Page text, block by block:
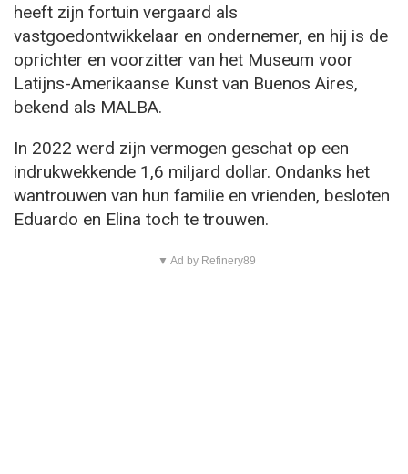
heeft zijn fortuin vergaard als
vastgoedontwikkelaar en ondernemer, en hij is de
oprichter en voorzitter van het Museum voor
Latijns-Amerikaanse Kunst van Buenos Aires,
bekend als MALBA.
In 2022 werd zijn vermogen geschat op een
indrukwekkende 1,6 miljard dollar. Ondanks het
wantrouwen van hun familie en vrienden, besloten
Eduardo en Elina toch te trouwen.
▼ Ad by Refinery89